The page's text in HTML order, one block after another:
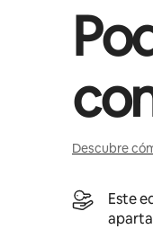
Descubre
Este